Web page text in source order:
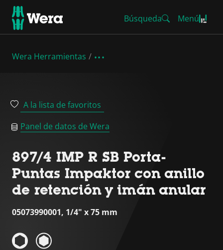
Búsqueda Menú
Wera Herramientas
A la lista de favoritos
Panel de datos de Wera
897/4 IMP R SB Porta-
Puntas Impaktor con anillo
de retención y imán anular
05073990001, 1/4" x 75 mm